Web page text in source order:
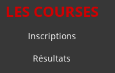
LES COURSES
Inscriptions
Résultats